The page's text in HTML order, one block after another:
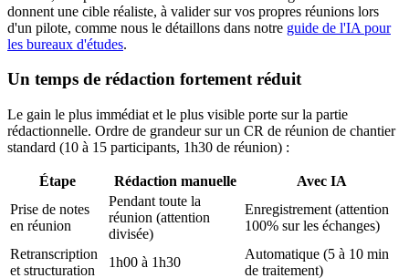
donnent une cible réaliste, à valider sur vos propres réunions lors
d'un pilote, comme nous le détaillons dans notre guide de l'IA pour
les bureaux d'études.
Un temps de rédaction fortement réduit
Le gain le plus immédiat et le plus visible porte sur la partie
rédactionnelle. Ordre de grandeur sur un CR de réunion de chantier
standard (10 à 15 participants, 1h30 de réunion) :
Étape Rédaction manuelle
Avec IA
Prise de notes
en réunion
Pendant toute la
réunion (attention
divisée)
Enregistrement (attention
100% sur les échanges)
Retranscription
et structuration
1h00 à 1h30
Automatique (5 à 10 min
de traitement)